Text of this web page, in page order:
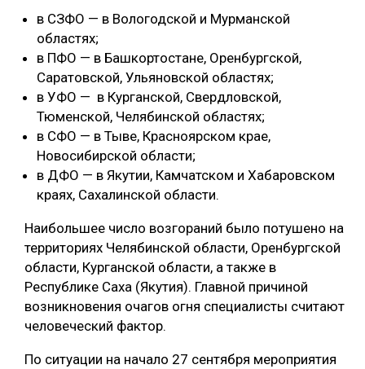
ДЕРЕВЯННОЕ ДОМОСТРОЕНИЕ
БЕЗОПАСНОЕ ПРОИЗВОДСТВО
СОРТИРОВКА ДРЕВЕСИНЫ
СУШКА ДРЕВЕСИНЫ
МЕБЕЛЬНОЕ ПРОИЗВОДСТВО
в СЗФО — в Вологодской и Мурманской
областях;
в ПФО — в Башкортостане, Оренбургской,
Саратовской, Ульяновской областях;
в УФО — в Курганской, Свердловской,
Тюменской, Челябинской областях;
в СФО — в Тыве, Красноярском крае,
Новосибирской области;
в ДФО — в Якутии, Камчатском и Хабаровском
краях, Сахалинской области.
Наибольшее число возгораний было потушено на
территориях Челябинской области, Оренбургской
области, Курганской области, а также в
Республике Саха (Якутия). Главной причиной
возникновения очагов огня специалисты считают
человеческий фактор.
По ситуации на начало 27 сентября мероприятия